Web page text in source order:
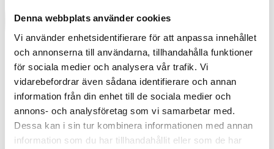
Denna webbplats använder cookies
Vi använder enhetsidentifierare för att anpassa innehållet
och annonserna till användarna, tillhandahålla funktioner
för sociala medier och analysera vår trafik. Vi
vidarebefordrar även sådana identifierare och annan
information från din enhet till de sociala medier och
annons- och analysföretag som vi samarbetar med.
Dessa kan i sin tur kombinera informationen med annan
information som du har tillhandahållit eller som de har